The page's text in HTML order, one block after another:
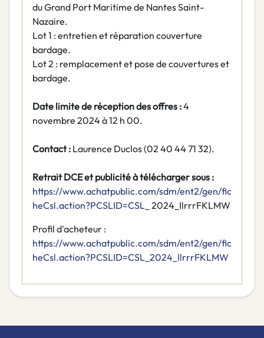
du Grand Port Maritime de Nantes Saint-
Nazaire.
Lot 1 : entretien et réparation couverture
bardage.
Lot 2 : remplacement et pose de couvertures et
bardage.
Date limite de réception des offres :4
novembre 2024 à 12 h 00.
Contact : Laurence Duclos (02 40 44 71 32).
Retrait DCE et publicité à télécharger sous :
https://www.achatpublic.com/sdm/ent2/gen/fic
heCsl.action?PCSLID=CSL_ 2024_IlrrrFKLMW
Profil d'acheteur :
https://www.achatpublic.com/sdm/ent2/gen/fic
heCsl.action?PCSLID=CSL_2024_IlrrrFKLMW